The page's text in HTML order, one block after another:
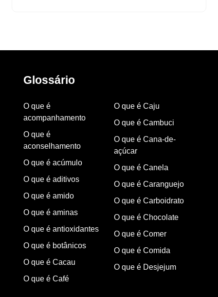
Glossário
O que é
acompanhamento
O que é
aconselhamento
O que é acúmulo
O que é aditivos
O que é amido
O que é aminas
O que é antioxidantes
O que é botânicos
O que é Cacau
O que é Café
O que é Caju
O que é Cambuci
O que é Cana-de-
açúcar
O que é Canela
O que é Caranguejo
O que é Carboidrato
O que é Chocolate
O que é Comer
O que é Comida
O que é Desjejum